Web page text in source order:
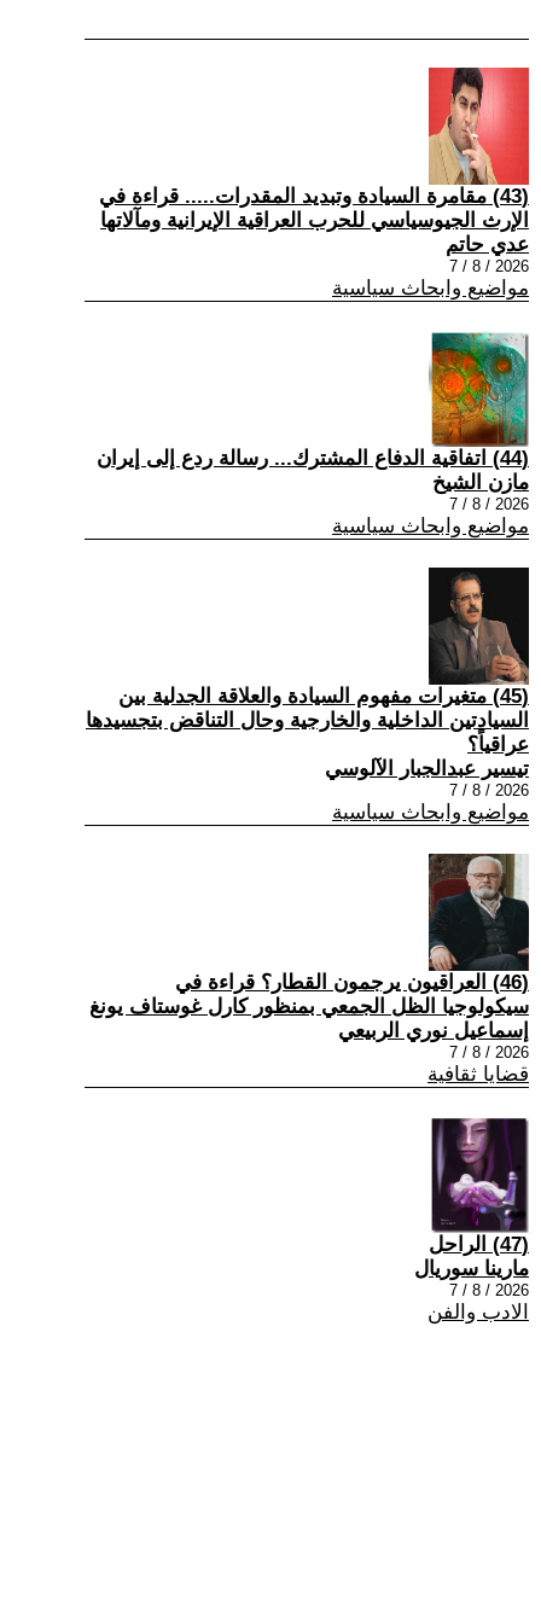
(43) مقامرة السيادة وتبديد المقدرات..... قراءة في
الإرث الجيوسياسي للحرب العراقية الإيرانية ومآلاتها
عدي حاتم
2026 / 8 / 7
مواضيع وابحاث سياسية
(44) اتفاقية الدفاع المشترك... رسالة ردع إلى إيران
مازن الشيخ
2026 / 8 / 7
مواضيع وابحاث سياسية
(45) متغيرات مفهوم السيادة والعلاقة الجدلية بين
السيادتين الداخلية والخارجية وحال التناقض بتجسيدها
عراقياً؟
تيسير عبدالجبار الآلوسي
2026 / 8 / 7
مواضيع وابحاث سياسية
(46) العراقيون يرجمون القطار؟ قراءة في
سيكولوجيا الظل الجمعي بمنظور كارل غوستاف يونغ
إسماعيل نوري الربيعي
2026 / 8 / 7
قضايا ثقافية
(47) الراحل
مارينا سوريال
2026 / 8 / 7
الادب والفن